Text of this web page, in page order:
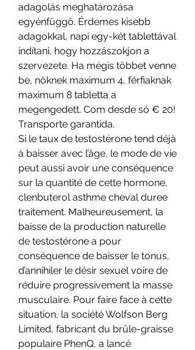
adagolás meghatározása
egyénfüggő. Érdemes kisebb
adagokkal, napi egy-két tablettával
indítani, hogy hozzászokjon a
szervezete. Ha mégis többet venne
be, nőknek maximum 4, férfiaknak
maximum 8 tabletta a
megengedett. Com desde só € 20!
Transporte garantida.
Si le taux de testostérone tend déjà
à baisser avec l’âge, le mode de vie
peut aussi avoir une conséquence
sur la quantité de cette hormone,
clenbuterol asthme cheval duree
traitement. Malheureusement, la
baisse de la production naturelle
de testostérone a pour
conséquence de baisser le tonus,
d’annihiler le désir sexuel voire de
réduire progressivement la masse
musculaire. Pour faire face à cette
situation, la société Wolfson Berg
Limited, fabricant du brûle-graisse
populaire PhenQ, a lancé